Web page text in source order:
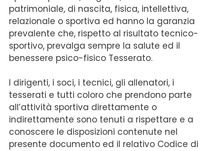
patrimoniale, di nascita, fisica, intellettiva,
relazionale o sportiva ed hanno la garanzia
prevalente che, rispetto al risultato tecnico-
sportivo, prevalga sempre la salute ed il
benessere psico-fisico Tesserato.
I dirigenti, i soci, i tecnici, gli allenatori, i
tesserati e tutti coloro che prendono parte
all’attività sportiva direttamente o
indirettamente sono tenuti a rispettare e a
conoscere le disposizioni contenute nel
presente documento ed il relativo Codice di